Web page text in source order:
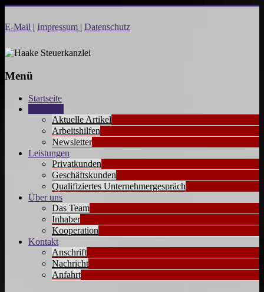
Inhalt
springen
Haake
E-Mail | Impressum | Datenschutz
Menü
Startseite
Aktuelle Artikel
Arbeitshilfen
Newsletter
Leistungen
Privatkunden
Geschäftskunden
Qualifiziertes Unternehmergespräch
Über uns
Das Team
Inhaber
Kooperation
Kontakt
Anschrift
Nachricht
Anfahrt